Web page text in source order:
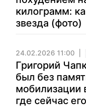
килограмм:
звезда (фото)
24.02.2026 11:00
Григорий
был без
мобилизации
где сейчас